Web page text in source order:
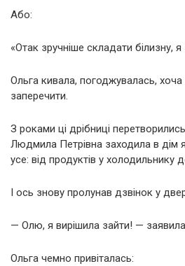
Або:
«Отак зручніше складати білизну,
Ольга кивала, погоджувалась, хоча
заперечити.
З роками ці дрібниці
Людмила Петрівна заходила в дім
усе: від продуктів у холодильнику
І ось знову пролунав дзвінок у
— Олю, я вирішила зайти! —
Ольга чемно привіталась: